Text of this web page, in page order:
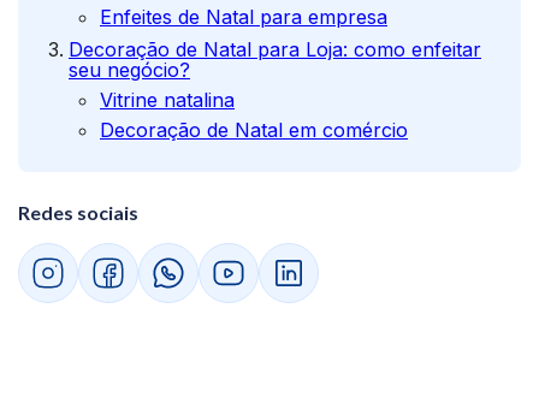
Enfeites de Natal para empresa
Decoração de Natal para Loja: como enfeitar
seu negócio?
Vitrine natalina
Decoração de Natal em comércio
Redes sociais